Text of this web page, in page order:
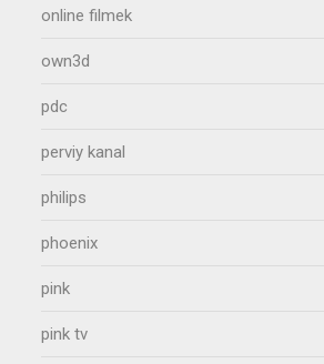
online filmek
own3d
pdc
perviy kanal
philips
phoenix
pink
pink tv